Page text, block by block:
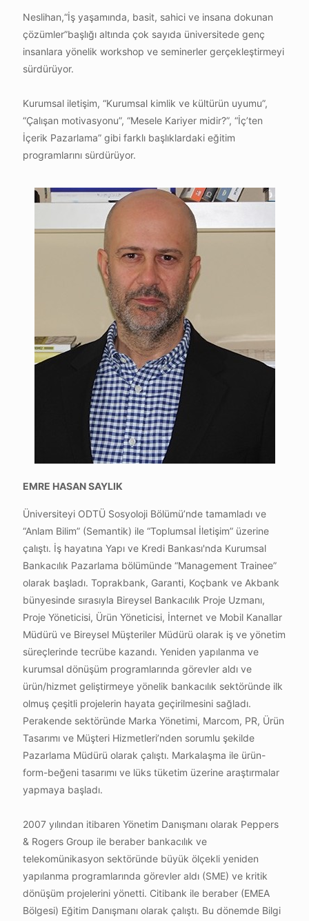
Neslihan,“İş yaşamında, basit, sahici ve insana dokunan
çözümler”başlığı altında çok sayıda üniversitede genç
insanlara yönelik workshop ve seminerler gerçekleştirmeyi
sürdürüyor.
Kurumsal iletişim, “Kurumsal kimlik ve kültürün uyumu”,
“Çalışan motivasyonu”, “Mesele Kariyer midir?”, “İç’ten
İçerik Pazarlama” gibi farklı başlıklardaki eğitim
programlarını sürdürüyor.
EMRE HASAN SAYLIK
Üniversiteyi ODTÜ Sosyoloji Bölümü’nde tamamladı ve
“Anlam Bilim” (Semantik) ile “Toplumsal İletişim” üzerine
çalıştı. İş hayatına Yapı ve Kredi Bankası'nda Kurumsal
Bankacılık Pazarlama bölümünde “Management Trainee”
olarak başladı. Toprakbank, Garanti, Koçbank ve Akbank
bünyesinde sırasıyla Bireysel Bankacılık Proje Uzmanı,
Proje Yöneticisi, Ürün Yöneticisi, İnternet ve Mobil Kanallar
Müdürü ve Bireysel Müşteriler Müdürü olarak iş ve yönetim
süreçlerinde tecrübe kazandı. Yeniden yapılanma ve
kurumsal dönüşüm programlarında görevler aldı ve
ürün/hizmet geliştirmeye yönelik bankacılık sektöründe ilk
olmuş çeşitli projelerin hayata geçirilmesini sağladı.
Perakende sektöründe Marka Yönetimi, Marcom, PR, Ürün
Tasarımı ve Müşteri Hizmetleri’nden sorumlu şekilde
Pazarlama Müdürü olarak çalıştı. Markalaşma ile ürün-
form-beğeni tasarımı ve lüks tüketim üzerine araştırmalar
yapmaya başladı.
2007 yılından itibaren Yönetim Danışmanı olarak Peppers
& Rogers Group ile beraber bankacılık ve
telekomünikasyon sektöründe büyük ölçekli yeniden
yapılanma programlarında görevler aldı (SME) ve kritik
dönüşüm projelerini yönetti. Citibank ile beraber (EMEA
Bölgesi) Eğitim Danışmanı olarak çalıştı. Bu dönemde Bilgi